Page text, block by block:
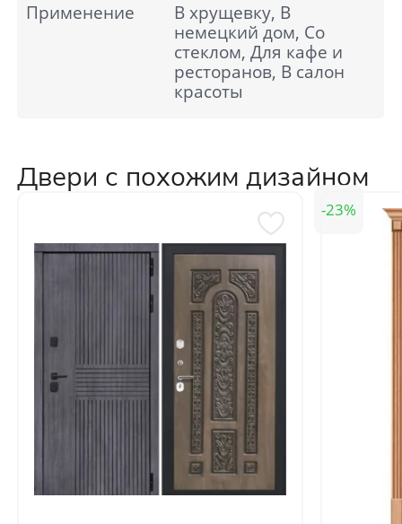
Применение
В хрущевку, В
немецкий дом, Со
стеклом, Для кафе и
ресторанов, В салон
красоты
Двери с похожим дизайном
23